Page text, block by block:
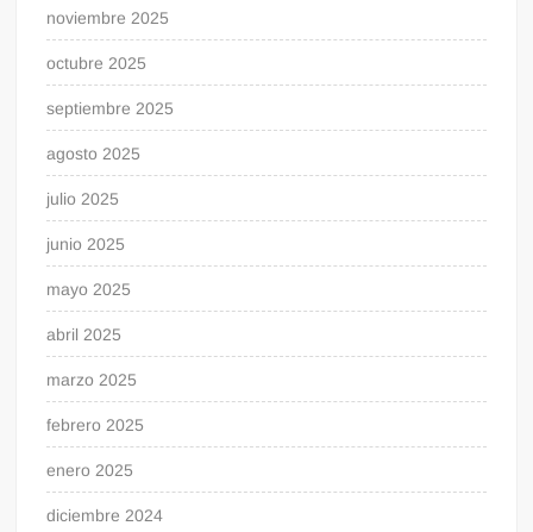
noviembre 2025
octubre 2025
septiembre 2025
agosto 2025
julio 2025
junio 2025
mayo 2025
abril 2025
marzo 2025
febrero 2025
enero 2025
diciembre 2024